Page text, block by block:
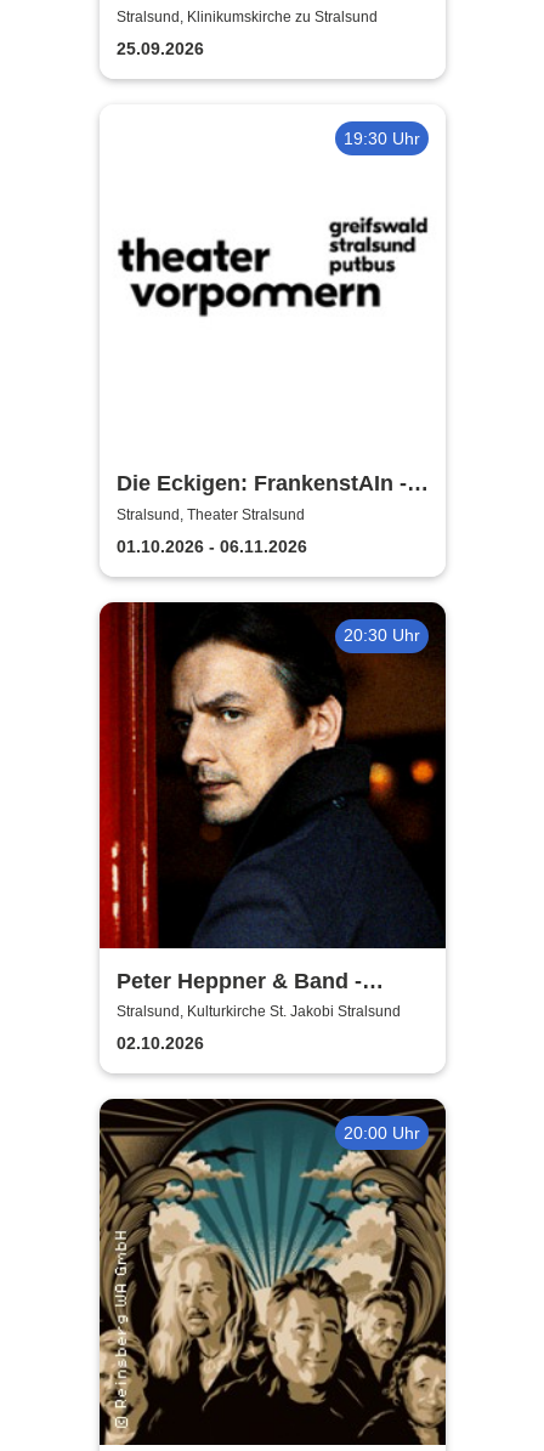
Wiechert | Konzert in
Klinikumskirche Strasund
Stralsund, Klinikumskirche zu Stralsund
25.09.2026
19:30 Uhr
Die Eckigen: FrankenstAIn -
Theater Vorpommern
Stralsund, Theater Stralsund
01.10.2026 - 06.11.2026
20:30 Uhr
Peter Heppner & Band -
Akustik Tour 2026
Stralsund, Kulturkirche St. Jakobi Stralsund
02.10.2026
20:00 Uhr